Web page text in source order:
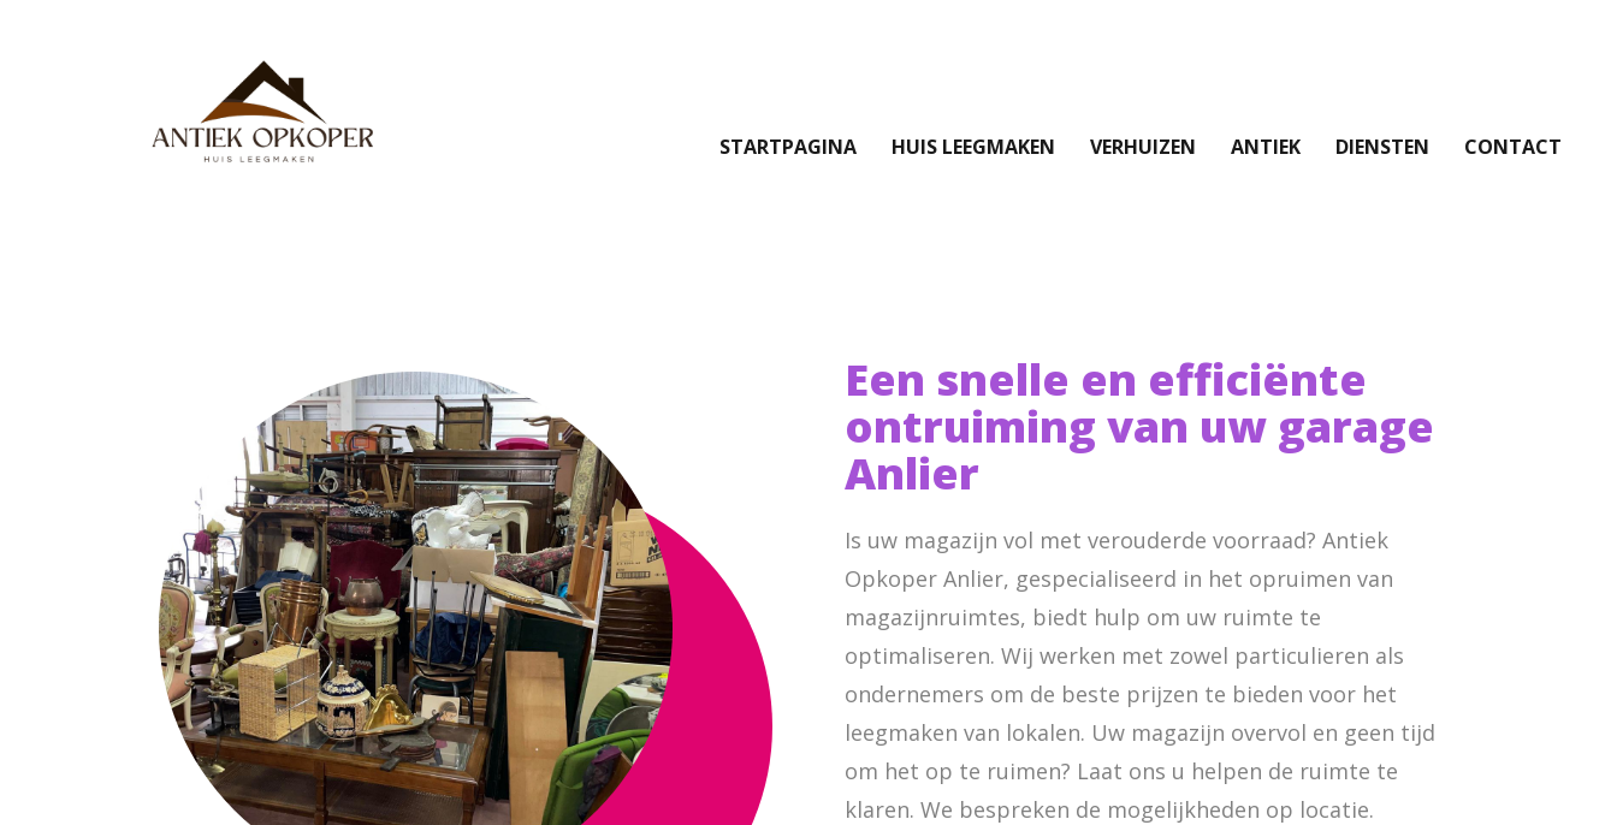
STARTPAGINA HUIS LEEGMAKEN VERHUIZEN ANTIEK DIENSTEN CONTACT
Een snelle en efficiënte
ontruiming van uw garage
Anlier
Is uw magazijn vol met verouderde voorraad? Antiek
Opkoper Anlier, gespecialiseerd in het opruimen van
magazijnruimtes, biedt hulp om uw ruimte te
optimaliseren. Wij werken met zowel particulieren als
ondernemers om de beste prijzen te bieden voor het
leegmaken van lokalen. Uw magazijn overvol en geen tijd
om het op te ruimen? Laat ons u helpen de ruimte te
klaren. We bespreken de mogelijkheden op locatie.